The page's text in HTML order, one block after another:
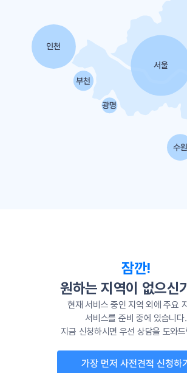
잠깐!
원하는 지역이 없으신
현재 서비스 중인 지역 외에 주요
서비스를 준비 중에 있습니다.
지금 신청하시면 우선 상담을 도와
가장 먼저 사전견적 신청하기